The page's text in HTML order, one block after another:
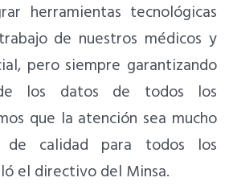
herramientas tecnológicas
de nuestros médicos y
pero siempre garantizando
los datos de todos los
que la atención sea mucho
de calidad para todos los
el directivo del Minsa.